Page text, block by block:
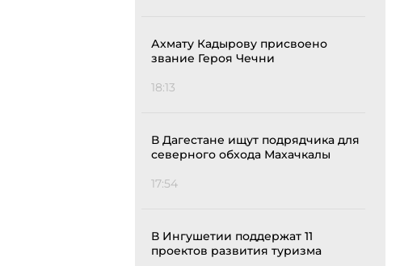
Ахмату Кадырову присвоено
звание Героя Чечни
18:13
В Дагестане ищут подрядчика для
северного обхода Махачкалы
17:54
В Ингушетии поддержат 11
проектов развития туризма